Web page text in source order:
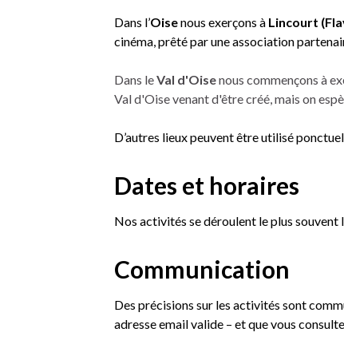
Dans l’Oisenous exerçons à Lincourt
cinéma, prêté par une association
Dans leVal d'Oisenous commençons à
Val d'Oise venant d'être créé, mais on
D’autres lieux peuvent être utilisé
Dates et horaires
Nos activités se déroulent le plus souvent
Communication
Des précisions sur les activités sont
adresse email valide – et que vous